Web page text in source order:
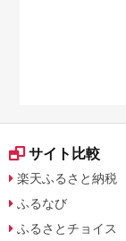
サイト比較
楽天ふるさと納税
ふるなび
ふるさとチョイス